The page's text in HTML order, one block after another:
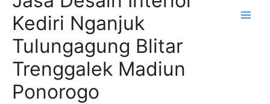
Kediri Nganjuk
Tulungagung Blitar
Trenggalek Madiun
Ponorogo